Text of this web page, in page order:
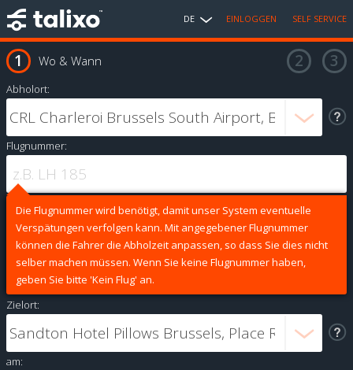
DE EINLOGGEN SELF SERVICE
Wo & Wann
Abholort:
Flugnummer:
Die Flugnummer wird benötigt, damit unser System eventuelle
Verspätungen verfolgen kann. Mit angegebener Flugnummer
können die Fahrer die Abholzeit anpassen, so dass Sie dies nicht
selber machen müssen. Wenn Sie keine Flugnummer haben,
geben Sie bitte 'Kein Flug' an.
Zielort:
am: